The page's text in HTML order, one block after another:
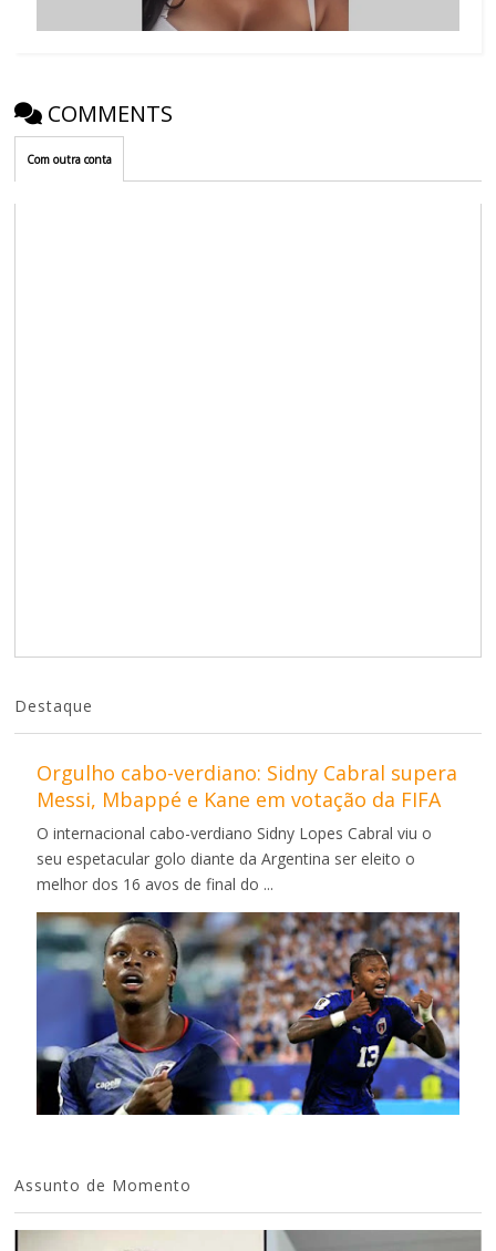
COMMENTS
Com outra conta
Destaque
Orgulho cabo-verdiano: Sidny Cabral supera
Messi, Mbappé e Kane em votação da FIFA
O internacional cabo-verdiano Sidny Lopes Cabral viu o
seu espetacular golo diante da Argentina ser eleito o
melhor dos 16 avos de final do ...
Assunto de Momento